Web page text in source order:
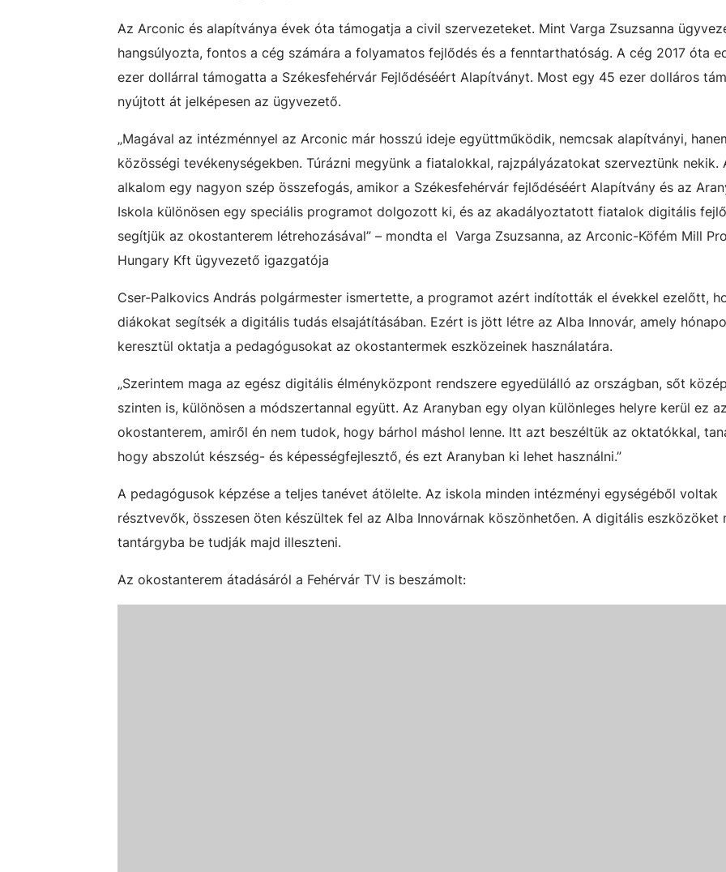
Az Arconic és alapítványa évek óta támogatja a civil szervezeteket. Mint Varga Zsuzsanna
hangsúlyozta, fontos a cég számára a folyamatos fejlődés és a fenntarthatóság. A cég 2017 óta
ezer dollárral támogatta a Székesfehérvár Fejlődéséért Alapítványt. Most egy 45 ezer dolláros
nyújtott át jelképesen az ügyvezető.
„Magával az intézménnyel az Arconic már hosszú ideje együttműködik, nemcsak alapítványi,
közösségi tevékenységekben. Túrázni megyünk a fiatalokkal, rajzpályázatokat szerveztünk nekik.
alkalom egy nagyon szép összefogás, amikor a Székesfehérvár fejlődéséért Alapítvány és az
Iskola különösen egy speciális programot dolgozott ki, és az akadályoztatott fiatalok digitális
segítjük az okostanterem létrehozásával” – mondta el Varga Zsuzsanna, az Arconic-Köfém Mill
Hungary Kft ügyvezető igazgatója
Cser-Palkovics András polgármester ismertette, a programot azért indították el évekkel ezelőtt,
diákokat segítsék a digitális tudás elsajátításában. Ezért is jött létre az Alba Innovár, amely
keresztül oktatja a pedagógusokat az okostantermek eszközeinek használatára.
„Szerintem maga az egész digitális élményközpont rendszere egyedülálló az országban, sőt
szinten is, különösen a módszertannal együtt. Az Aranyban egy olyan különleges helyre kerül ez az
okostanterem, amiről én nem tudok, hogy bárhol máshol lenne. Itt azt beszéltük az oktatókkal,
hogy abszolút készség- és képességfejlesztő, és ezt Aranyban ki lehet használni.”
A pedagógusok képzése a teljes tanévet átölelte. Az iskola minden intézményi egységéből voltak
résztvevők, összesen öten készültek fel az Alba Innovárnak köszönhetően. A digitális eszközöket
tantárgyba be tudják majd illeszteni.
Az okostanterem átadásáról a Fehérvár TV is beszámolt: